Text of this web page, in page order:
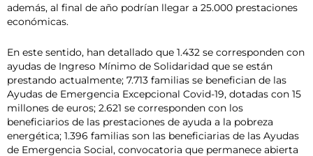
además, al final de año podrían llegar a 25.000 prestaciones
económicas.
En este sentido, han detallado que 1.432 se corresponden con
ayudas de Ingreso Mínimo de Solidaridad que se están
prestando actualmente; 7.713 familias se benefician de las
Ayudas de Emergencia Excepcional Covid-19, dotadas con 15
millones de euros; 2.621 se corresponden con los
beneficiarios de las prestaciones de ayuda a la pobreza
energética; 1.396 familias son las beneficiarias de las Ayudas
de Emergencia Social, convocatoria que permanece abierta